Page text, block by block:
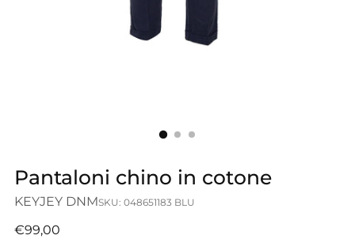
Pantaloni chino in cotone
KEYJEY DNMSKU: 048651183 BLU
Prezzo
€99,00